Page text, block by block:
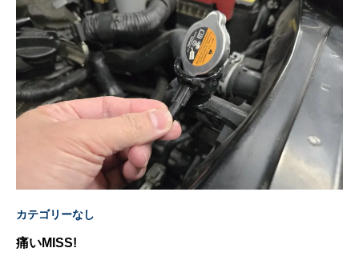
カテゴリーなし
痛いMISS!